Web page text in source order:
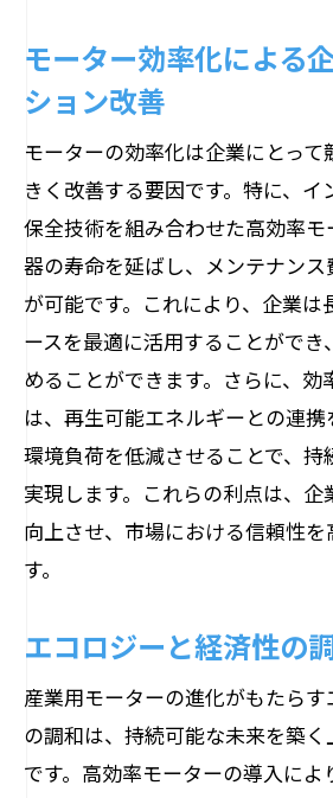
モーター効率化による
ション改善
モーターの効率化は企業にとっ
きく改善する要因です。特に、
保全技術を組み合わせた高効率
器の寿命を延ばし、メンテナン
が可能です。これにより、企業は
ースを最適に活用することがで
めることができます。さらに、効
は、再生可能エネルギーとの連
環境負荷を低減させることで、持
実現します。これらの利点は、企
向上させ、市場における信頼性を
す。
エコロジーと経済性の
産業用モーターの進化がもたら
の調和は、持続可能な未来を築
です。高効率モーターの導入によ